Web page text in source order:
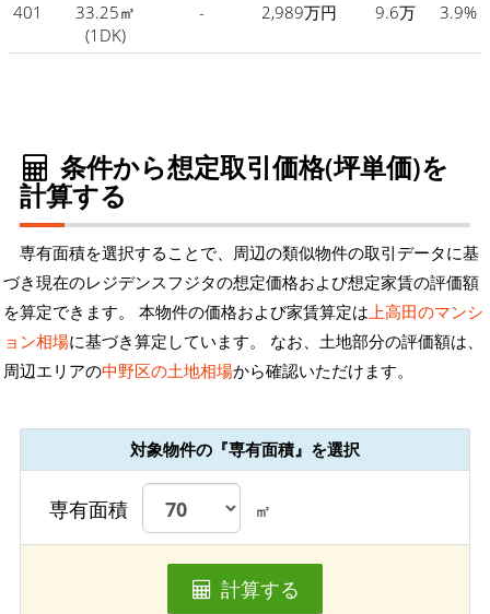
401
33.25㎡
(1DK)
- 2,989万円 9.6万 3.9%
条件から想定取引価格(坪単価)を
計算する
専有面積を選択することで、周辺の類似物件の取引データに基
づき現在のレジデンスフジタの想定価格および想定家賃の評価額
を算定できます。 本物件の価格および家賃算定は上高田のマンシ
ョン相場に基づき算定しています。 なお、土地部分の評価額は、
周辺エリアの中野区の土地相場から確認いただけます。
対象物件の『専有面積』を選択
専有面積 ㎡
計算する